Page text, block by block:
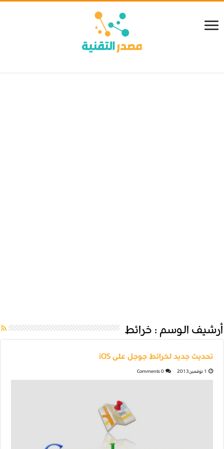
أرشيف الوسم : خرائط
تحديث جديد لخرائط جوجل على iOS
1 نوفمبر,2013 0 Comments